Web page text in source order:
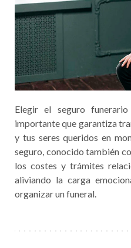
Elegir el seguro
importante que garantiza
y tus seres queridos en
seguro, conocido también
los costes y trámites
aliviando la carga
organizar un funeral.